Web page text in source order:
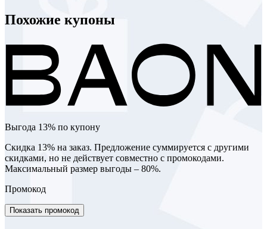
Похожие купоны
Выгода 13% по купону
Скидка 13% на заказ. Предложение суммируется с другими
скидками, но не действует совместно с промокодами.
Максимальный размер выгоды – 80%.
Промокод
Показать промокод